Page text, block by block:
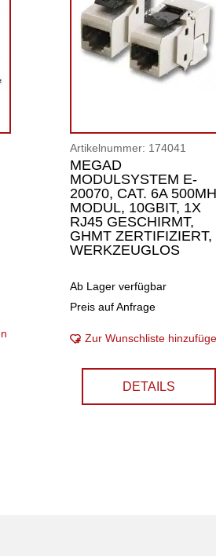
Artikelnummer: 174041
MEGAD
MODULSYSTEM E-
20070, CAT. 6A
MODUL, 10GBIT, 1X
RJ45 GESCHIRMT,
GHMT ZERTIFIZIERT,
WERKZEUGLOS
Ab Lager verfügbar
Preis auf Anfrage
Zur Wunschliste
DETAILS